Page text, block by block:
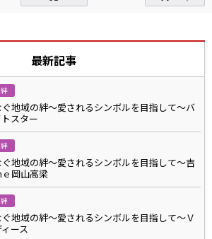
最新記事
地域の絆～愛されるシンボルを目指して～バ
スター
地域の絆～愛されるシンボルを目指して～吉
岡山高梁
地域の絆～愛されるシンボルを目指して～Ｖ
ース